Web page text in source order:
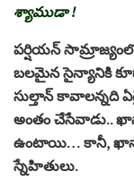
శ్యాముడా !
ప‌ర్షియ‌న్ సామ్రాజ్యంలో
బ‌ల‌మైన సైన్యానికి
సుల్తాన్ కావాల‌న్న‌ది
అంతం చేసేవాడు..
ఉంటాయి… కానీ,
స్నేహితులు.